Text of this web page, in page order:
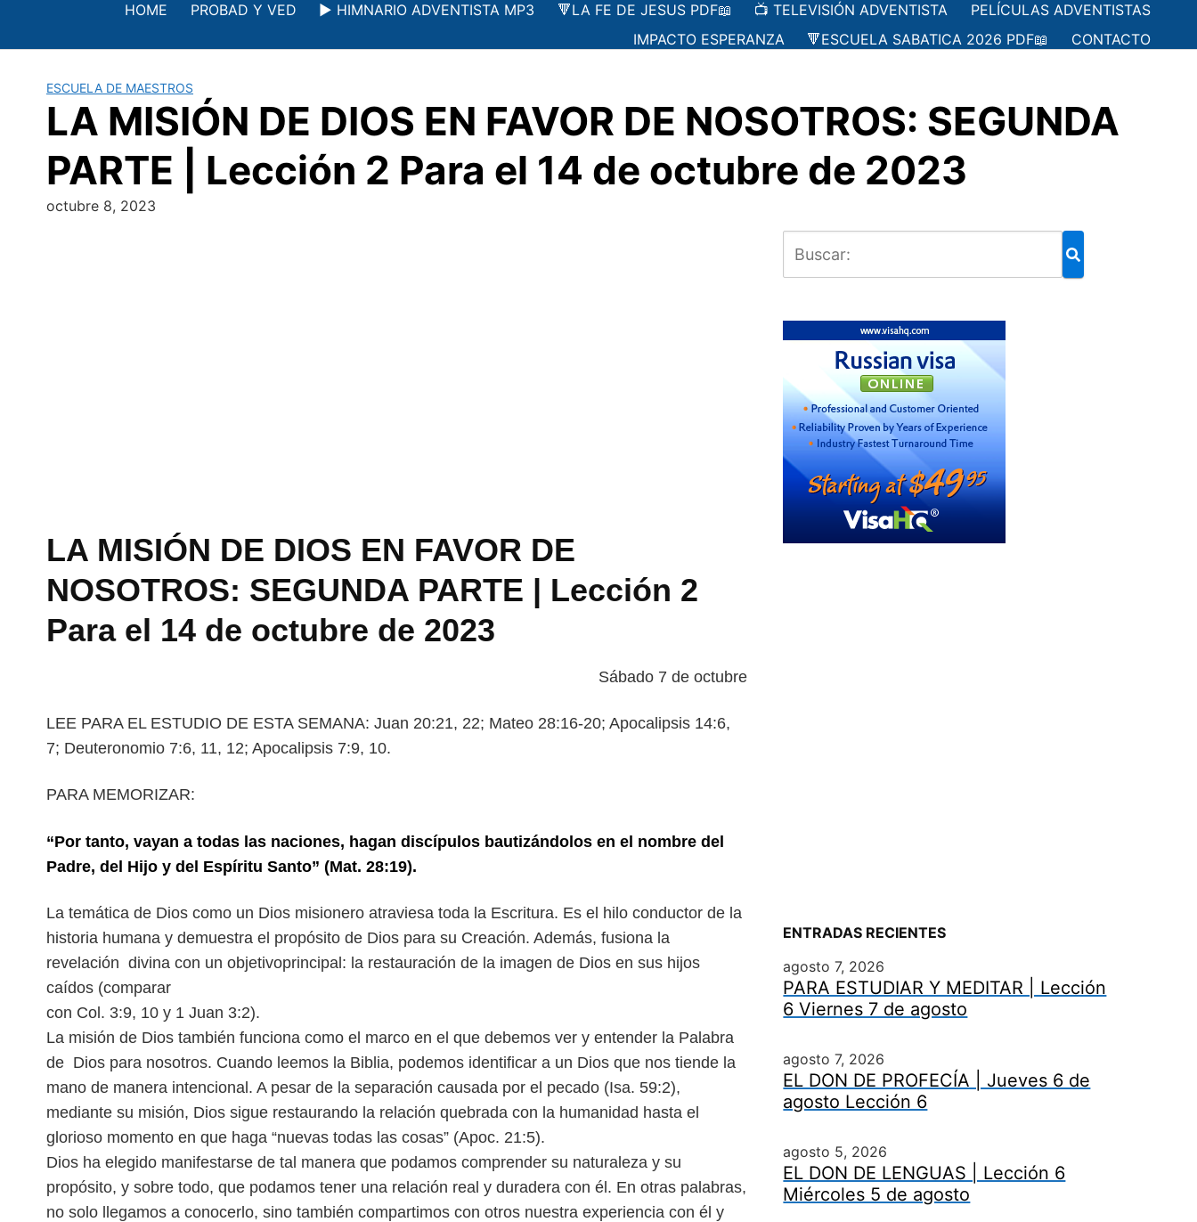
contenido
HOME PROBAD Y VED ▶️ HIMNARIO ADVENTISTA MP3 🔻LA FE DE JESUS PDF📖 📺 TELEVISIÓN ADVENTISTA
PELÍCULAS ADVENTISTAS
IMPACTO ESPERANZA
🔻ESCUELA SABATICA 2026 PDF📖 CONTACTO
ESCUELA DE MAESTROS
LA MISIÓN DE DIOS EN FAVOR DE NOSOTROS: SEGUNDA
PARTE | Lección 2 Para el 14 de octubre de 2023
octubre 8, 2023
LA MISIÓN DE DIOS EN FAVOR DE
NOSOTROS: SEGUNDA PARTE | Lección 2
Para el 14 de octubre de 2023
Sábado 7 de octubre
LEE PARA EL ESTUDIO DE ESTA SEMANA: Juan 20:21, 22; Mateo 28:16-20; Apocalipsis 14:6,
7; Deuteronomio 7:6, 11, 12; Apocalipsis 7:9, 10.
PARA MEMORIZAR:
“Por tanto, vayan a todas las naciones, hagan discípulos bautizándolos en el nombre del
Padre, del Hijo y del Espíritu Santo” (Mat. 28:19).
La temática de Dios como un Dios misionero atraviesa toda la Escritura. Es el hilo conductor de la
historia humana y demuestra el propósito de Dios para su Creación. Además, fusiona la
revelación divina con un objetivoprincipal: la restauración de la imagen de Dios en sus hijos
caídos (comparar
con Col. 3:9, 10 y 1 Juan 3:2).
La misión de Dios también funciona como el marco en el que debemos ver y entender la Palabra
de Dios para nosotros. Cuando leemos la Biblia, podemos identificar a un Dios que nos tiende la
mano de manera intencional. A pesar de la separación causada por el pecado (Isa. 59:2),
mediante su misión, Dios sigue restaurando la relación quebrada con la humanidad hasta el
glorioso momento en que haga “nuevas todas las cosas” (Apoc. 21:5).
Dios ha elegido manifestarse de tal manera que podamos comprender su naturaleza y su
propósito, y sobre todo, que podamos tener una relación real y duradera con él. En otras palabras,
no solo llegamos a conocerlo, sino también compartimos con otros nuestra experiencia con él y
ENTRADAS RECIENTES
agosto 7, 2026
PARA ESTUDIAR Y MEDITAR | Lección
6 Viernes 7 de agosto
agosto 7, 2026
EL DON DE PROFECÍA | Jueves 6 de
agosto Lección 6
agosto 5, 2026
EL DON DE LENGUAS | Lección 6
Miércoles 5 de agosto